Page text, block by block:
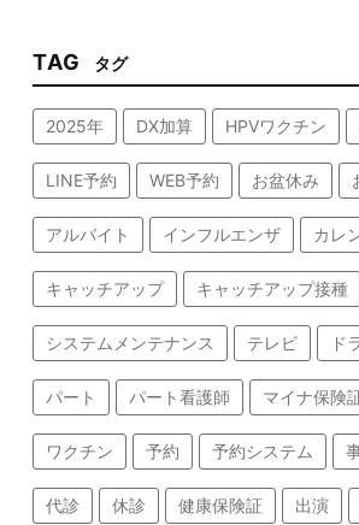
TAG タグ
2025年 DX加算 HPVワクチン
LINE予約 WEB予約 お盆休み
アルバイト インフルエンザ カレ
キャッチアップ キャッチアップ接種
システムメンテナンス テレビ ド
パート パート看護師 マイナ保険
ワクチン 予約 予約システム
代診 休診 健康保険証 出演